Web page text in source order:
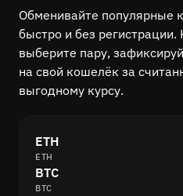
Обменивайте популярные
быстро и без регистрации.
выберите пару,
на свой кошелёк за
выгодному курсу.
ETH
ETH
BTC
BTC